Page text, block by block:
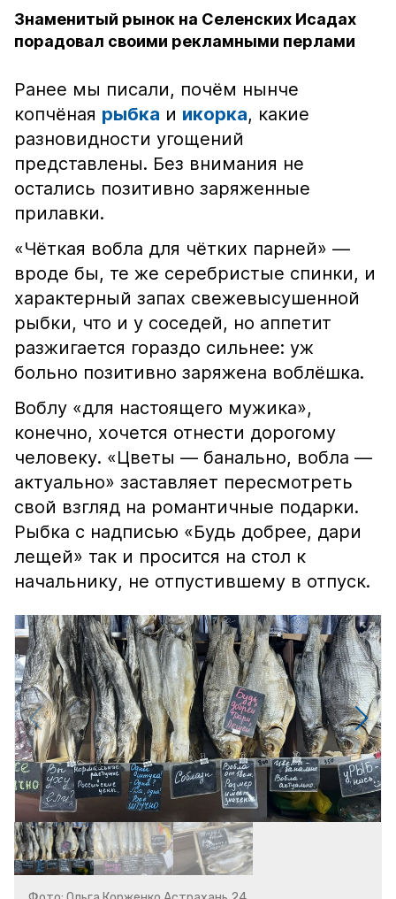
Знаменитый рынок на Селенских Исадах
порадовал своими рекламными перлами
Ранее мы писали, почём нынче
копчёная рыбка и икорка, какие
разновидности угощений
представлены. Без внимания не
остались позитивно заряженные
прилавки.
«Чёткая вобла для чётких парней» —
вроде бы, те же серебристые спинки, и
характерный запах свежевысушенной
рыбки, что и у соседей, но аппетит
разжигается гораздо сильнее: уж
больно позитивно заряжена воблёшка.
Воблу «для настоящего мужика»,
конечно, хочется отнести дорогому
человеку. «Цветы — банально, вобла —
актуально» заставляет пересмотреть
свой взгляд на романтичные подарки.
Рыбка с надписью «Будь добрее, дари
лещей» так и просится на стол к
начальнику, не отпустившему в отпуск.